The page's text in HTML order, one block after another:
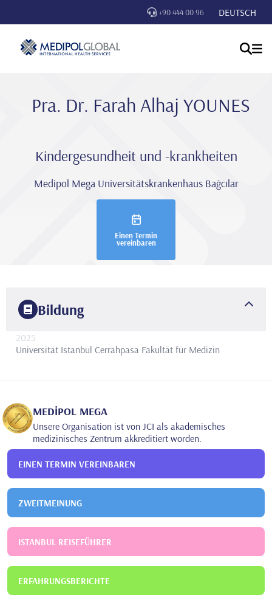
+90 444 00 96 DEUTSCH
Pra. Dr. Farah Alhaj YOUNES
Kindergesundheit und -krankheiten
Medipol Mega Universitätskrankenhaus Bağcılar
Einen Termin
vereinbaren
Bildung
2025
Universität Istanbul Cerrahpasa Fakultät für Medizin
MEDİPOL MEGA
Unsere Organisation ist von JCI als akademisches
medizinisches Zentrum akkreditiert worden.
EINEN TERMIN VEREINBAREN
ZWEITMEINUNG
ISTANBUL REISEFÜHRER
ERFAHRUNGSBERICHTE